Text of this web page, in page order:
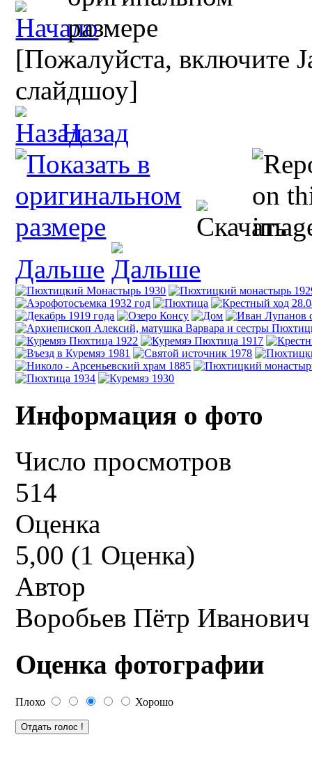
[Пожалуйста, включите
слайдшоу]
Назад
Дальше
Информация о фото
Число просмотров
514
Оценка
5,00 (1 Оценка)
Автор
Воробьев Пётр Иванович
Оценка фотографии
Плохо Хорошо